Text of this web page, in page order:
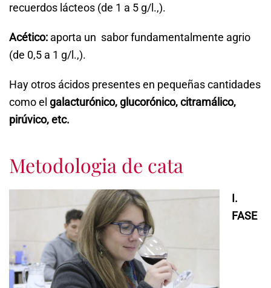
recuerdos lácteos (de 1 a 5 g/l.,).
Acético: aporta un sabor fundamentalmente agrio
(de 0,5 a 1 g/l.,).
Hay otros ácidos presentes en pequeñas cantidades
como el galacturónico, glucorónico, citramálico,
pirúvico, etc.
Metodologia de cata
I.
FASE